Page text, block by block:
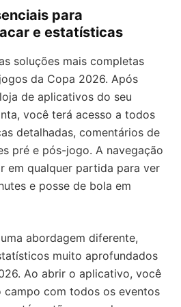
para
e estatísticas
soluções mais completas
da Copa 2026. Após
de aplicativos do seu
você terá acesso a todos
detalhadas, comentários de
pré e pós-jogo. A navegação
em qualquer partida para ver
e posse de bola em
abordagem diferente,
muito aprofundados
Ao abrir o aplicativo, você
campo com todos os eventos